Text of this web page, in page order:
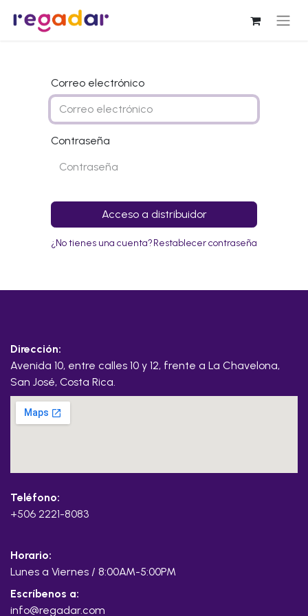
Correo electrónico
Contraseña
Acceso a distribuidor
¿No tienes una cuenta?Restablecer contraseña
Dirección:
Avenida 10, entre calles 10 y 12, frente a La Chavelona,
San José, Costa Rica.
Teléfono:
+506 2221-8083
Horario:
Lunes a Viernes / 8:00AM-5:00PM
Escríbenos a:
info@regadar.com